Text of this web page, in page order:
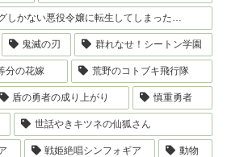
しかない悪役令嬢に転生してしまった…
鬼滅の刃 群れなせ！シートン学園
分の花嫁 荒野のコトブキ飛行隊
盾の勇者の成り上がり 慎重勇者
世話やきキツネの仙狐さん
戦姫絶唱シンフォギア 動物